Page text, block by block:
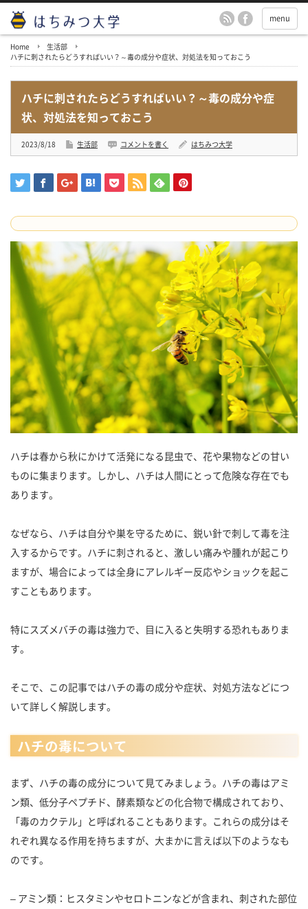
menu
Home
生活部
ハチに刺されたらどうすればいい？～毒の成分や症状、対処法を知っておこう
ハチに刺されたらどうすればいい？～毒の成分や症
状、対処法を知っておこう
2023/8/18 生活部 コメントを書く はちみつ大学
ハチは春から秋にかけて活発になる昆虫で、花や果物などの甘い
ものに集まります。しかし、ハチは人間にとって危険な存在でも
あります。
なぜなら、ハチは自分や巣を守るために、鋭い針で刺して毒を注
入するからです。ハチに刺されると、激しい痛みや腫れが起こり
ますが、場合によっては全身にアレルギー反応やショックを起こ
すこともあります。
特にスズメバチの毒は強力で、目に入ると失明する恐れもありま
す。
そこで、この記事ではハチの毒の成分や症状、対処方法などにつ
いて詳しく解説します。
ハチの毒について
まず、ハチの毒の成分について見てみましょう。ハチの毒はアミ
ン類、低分子ペプチド、酵素類などの化合物で構成されており、
「毒のカクテル」と呼ばれることもあります。これらの成分はそ
れぞれ異なる作用を持ちますが、大まかに言えば以下のようなも
のです。
– アミン類：ヒスタミンやセロトニンなどが含まれ、刺された部位